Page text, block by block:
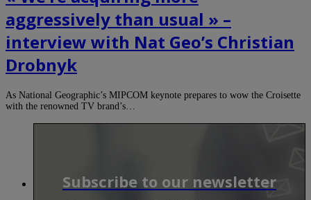
aggressively than usual » –
interview with Nat Geo’s Christian
Drobnyk
As National Geographic’s MIPCOM keynote prepares to wow the Croisette
with the renowned TV brand’s…
Subscribe to our newsletter